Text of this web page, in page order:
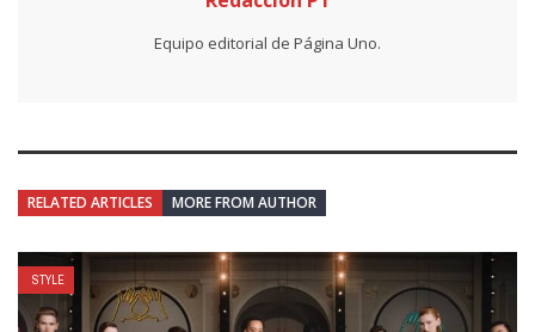
Equipo editorial de Página Uno.
RELATED ARTICLES MORE FROM AUTHOR
STYLE